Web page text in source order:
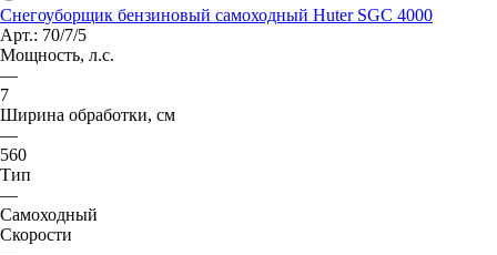
Снегоуборщик бензиновый самоходный Huter SGC 4000
Арт.: 70/7/5
Мощность, л.с.
—
7
Ширина обработки, см
—
560
Тип
—
Самоходный
Скорости